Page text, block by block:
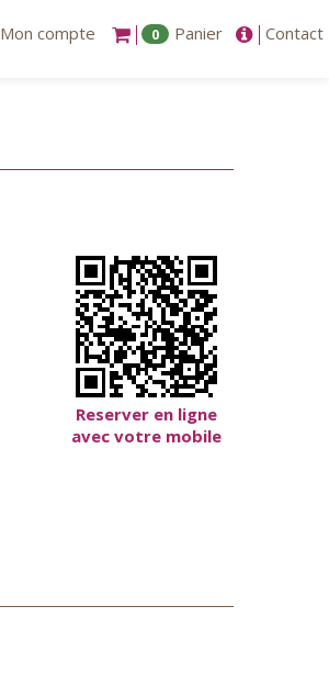
Mon compte 0 Panier Contact
Reserver en ligne
avec votre mobile